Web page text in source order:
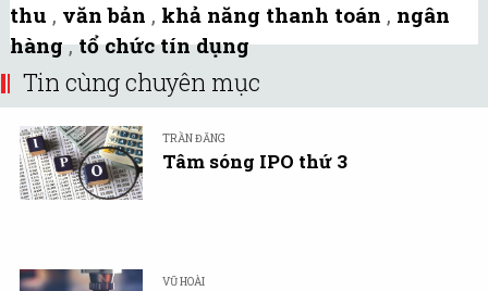
thu , văn bản , khả năng thanh toán , ngân
hàng,tổ chức tín dụng
Tin cùng chuyên mục
TRẦN ĐĂNG
Tâm sóng IPO thứ 3
VŨ HOÀI